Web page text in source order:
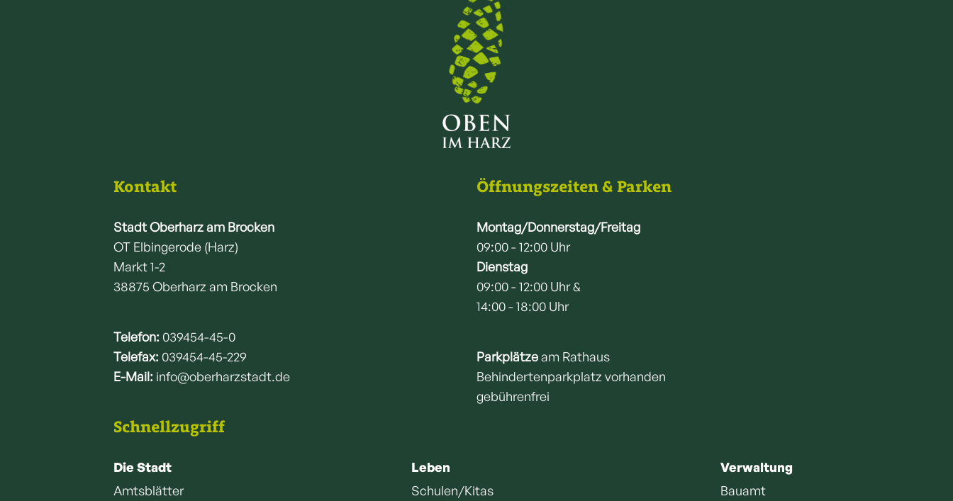
Kontakt
Stadt Oberharz am Brocken
OT Elbingerode (Harz)
Markt 1-2
38875 Oberharz am Brocken
Telefon: 039454-45-0
Telefax: 039454-45-229
E-Mail: info@oberharzstadt.de
Öffnungszeiten & Parken
Montag/Donnerstag/Freitag
09:00 - 12:00 Uhr
Dienstag
09:00 - 12:00 Uhr &
14:00 - 18:00 Uhr
Parkplätzeam Rathaus
Behindertenparkplatz vorhanden
gebührenfrei
Schnellzugriff
Die Stadt
Amtsblätter
Leben
Schulen/Kitas
Verwaltung
Bauamt